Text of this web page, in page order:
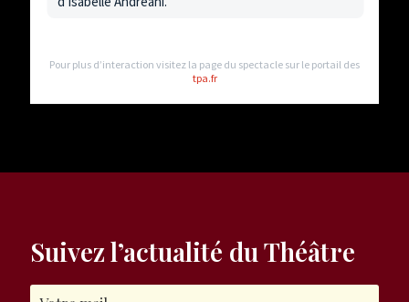
Suivez l’actualité du Théâtre